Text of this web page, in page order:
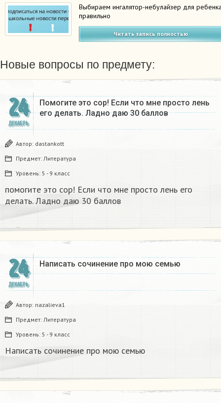
Выбираем ингалятор-небулайзер для
правильно
Читать запись полностью
Новые вопросы по предмету:
24
ДЕКАБРЬ
Помогите это сор! Если что мне просто лень
его делать. Ладно даю 30 баллов​
Автор: dastankott
Предмет: Литература
Уровень: 5 - 9 класс
помогите это сор! Если что мне просто лень его
делать. Ладно даю 30 баллов​
24
ДЕКАБРЬ
Написать сочинение про мою семью ​
Автор: nazalieva1
Предмет: Литература
Уровень: 5 - 9 класс
Написать сочинение про мою семью ​